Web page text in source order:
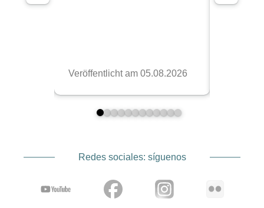
Redes sociales: síguenos